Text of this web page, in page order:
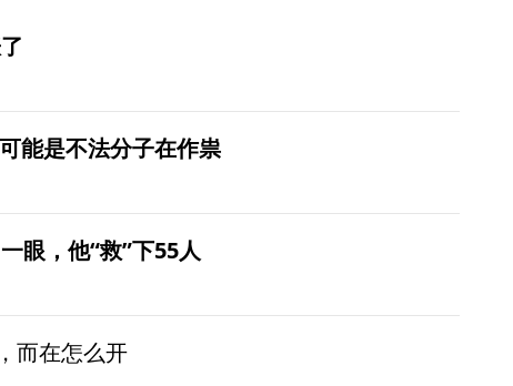
能是不法分子在作祟
眼，他“救”下55人
而在怎么开